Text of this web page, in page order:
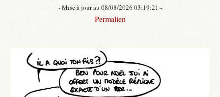
- Mise à jour au 08/08/2026 03:19:21 -
Permalien